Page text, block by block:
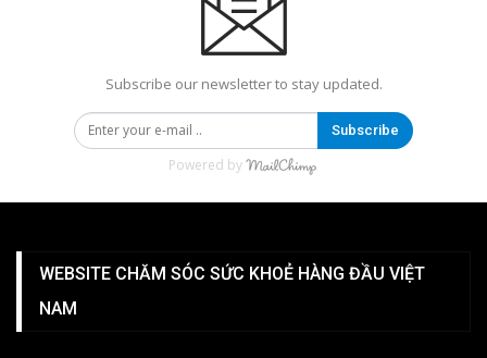
Subscribe our newsletter to stay updated.
Subscribe
Powered by
WEBSITE CHĂM SÓC SỨC KHOẺ HÀNG ĐẦU VIỆT
NAM